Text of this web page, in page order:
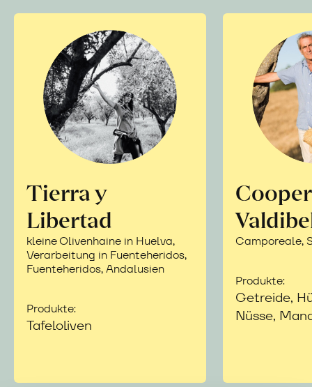
Tierra y
Libertad
kleine Olivenhaine in Huelva,
Verarbeitung in Fuenteheridos,
Fuenteheridos, Andalusien
Produkte:
Tafeloliven
Camporeale,
Produkte:
Getreide,
Nüsse,